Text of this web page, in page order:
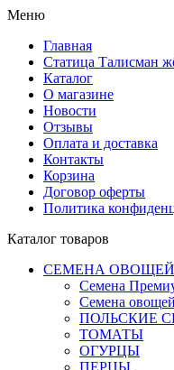
Меню
Главная
Статица Талисман
Каталог
О магазине
Новости
Отзывы
Оплата и доставка
Контакты
Корзина
Договор оферты
Политика
Каталог товаров
СЕМЕНА ОВОЩЕЙ
Семена
Семена
ПОЛЬСКИЕ
ТОМАТЫ
ОГУРЦЫ
ПЕРЦЫ